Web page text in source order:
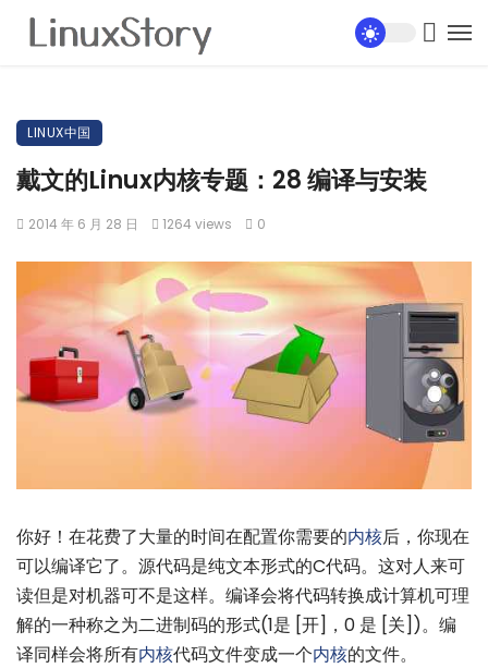
LINUX中国
戴文的Linux内核专题：28 编译与安装
2014 年 6 月 28 日 1264 views 0
你好！在花费了大量的时间在配置你需要的内核后，你现在
可以编译它了。源代码是纯文本形式的C代码。这对人来可
读但是对机器可不是这样。编译会将代码转换成计算机可理
解的一种称之为二进制码的形式(1是 [开]，0 是 [关])。编
译同样会将所有内核代码文件变成一个内核的文件。